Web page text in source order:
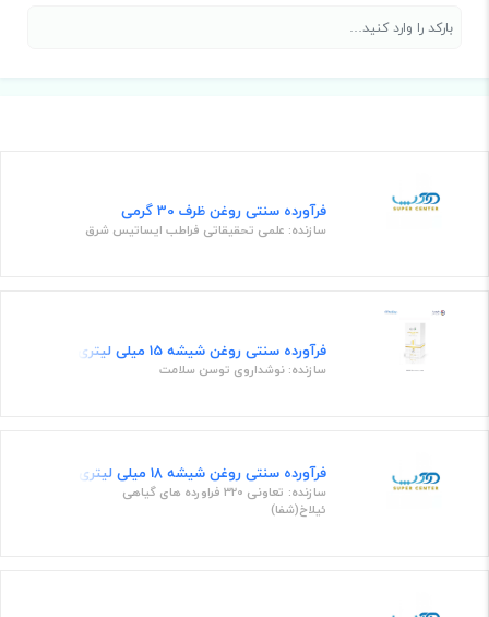
فرآورده سنتی روغن ظرف 30 گرمی
سازنده: علمی تحقیقاتی فراطب ایساتیس شرق
فرآورده سنتی روغن شیشه 15 میلی لیتری
سازنده: نوشداروی توسن سلامت
فرآورده سنتی روغن شیشه 18 میلی لیتری
سازنده: تعاونی 320 فراورده های گیاهی
ئیلاخ(شفا)